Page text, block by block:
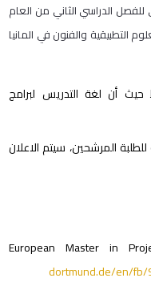
للفصل الدراسي الثاني من العام
للعلوم التطبيقية والفنون في المانيا
أن لغة التدريس لبرامج
المرشحين، سيتم الاعلان
European Master in
dortmund.de/en/fb/